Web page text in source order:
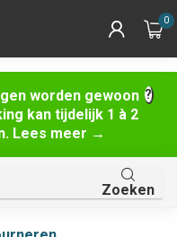
worden gewoon
kan tijdelijk 1 à 2
Lees meer →
0
Zoeken